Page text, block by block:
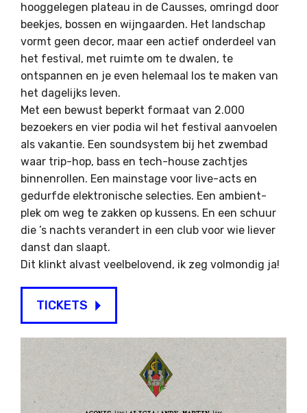
hooggelegen plateau in de Causses, omringd door
beekjes, bossen en wijngaarden. Het landschap
vormt geen decor, maar een actief onderdeel van
het festival, met ruimte om te dwalen, te
ontspannen en je even helemaal los te maken van
het dagelijks leven.
Met een bewust beperkt formaat van 2.000
bezoekers en vier podia wil het festival aanvoelen
als vakantie. Een soundsystem bij het zwembad
waar trip-hop, bass en tech-house zachtjes
binnenrollen. Een mainstage voor live-acts en
gedurfde elektronische selecties. Een ambient-
plek om weg te zakken op kussens. En een schuur
die ’s nachts verandert in een club voor wie liever
danst dan slaapt.
Dit klinkt alvast veelbelovend, ik zeg volmondig ja!
TICKETS